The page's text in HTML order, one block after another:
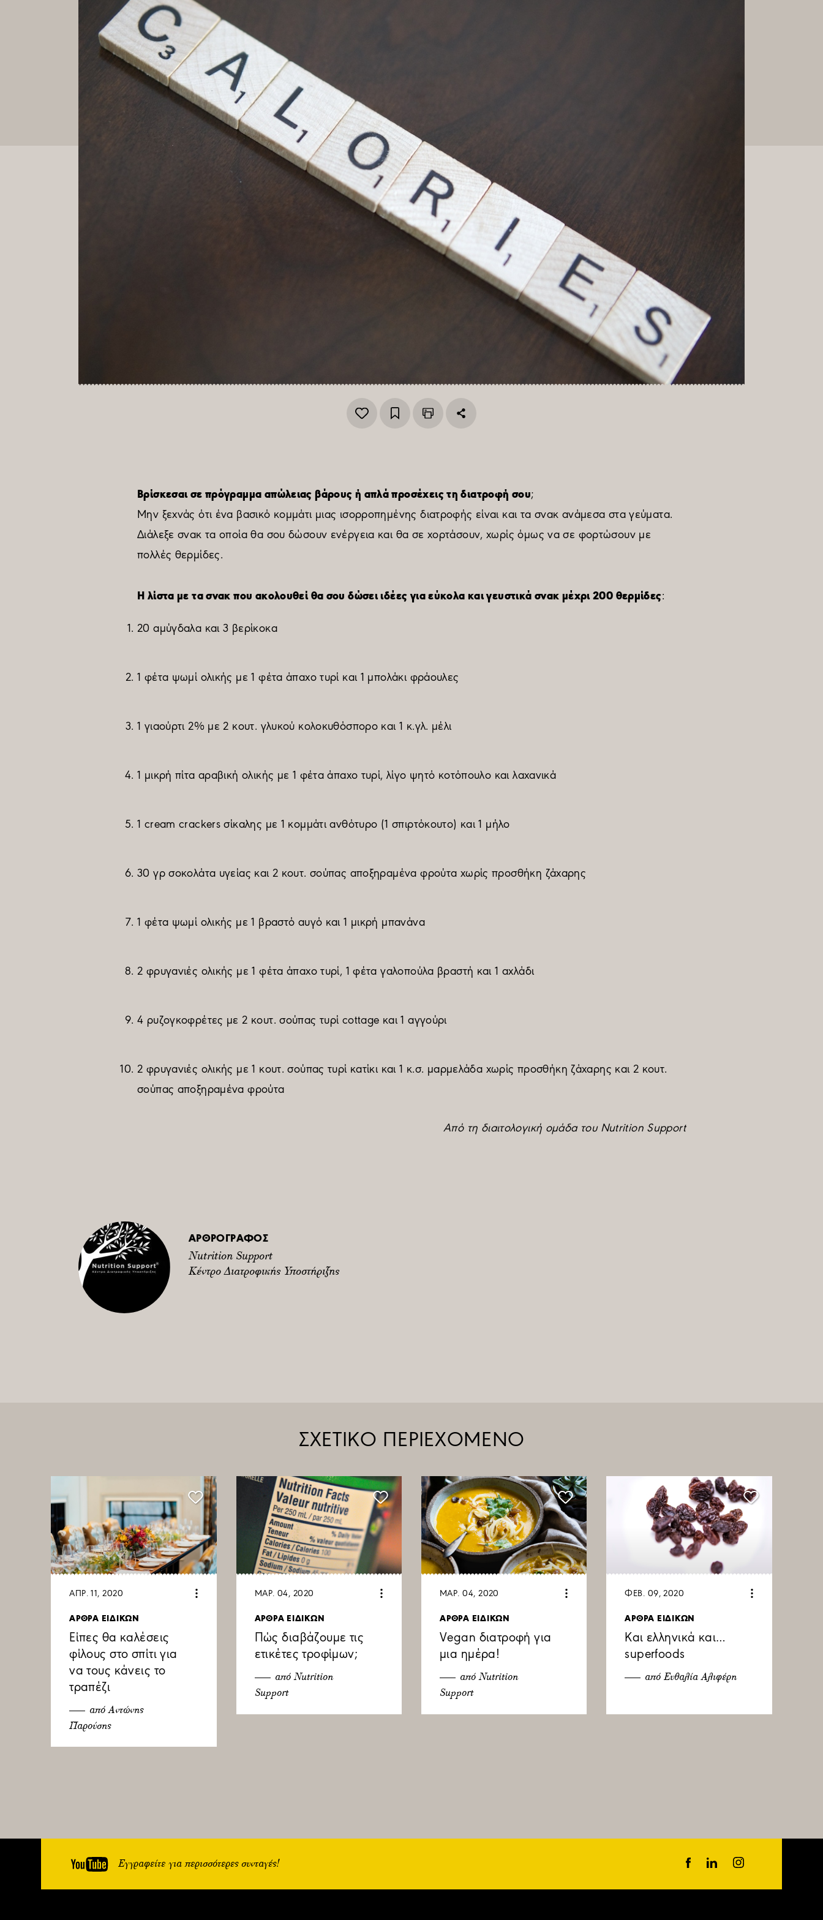
Βρίσκεσαι σε πρόγραμμα απώλειας βάρους ή απλά προσέχεις τη διατροφή σου;
Μην ξεχνάς ότι ένα βασικό κομμάτι μιας ισορροπημένης διατροφής είναι και τα σνακ ανάμεσα στα γεύματα.
Διάλεξε σνακ τα οποία θα σου δώσουν ενέργεια και θα σε χορτάσουν, χωρίς όμως να σε φορτώσουν με
πολλές θερμίδες.
Η λίστα με τα σνακ που ακολουθεί θα σου δώσει ιδέες για εύκολα και γευστικά σνακ μέχρι 200 θερμίδες:
20 αμύγδαλα και 3 βερίκοκα
1 φέτα ψωμί ολικής με 1 φέτα άπαχο τυρί και 1 μπολάκι φράουλες
1 γιαούρτι 2% με 2 κουτ. γλυκού κολοκυθόσπορο και 1 κ.γλ. μέλι
1 μικρή πίτα αραβική ολικής με 1 φέτα άπαχο τυρί, λίγο ψητό κοτόπουλο και λαχανικά
1 cream crackers σίκαλης με 1 κομμάτι ανθότυρο (1 σπιρτόκουτο) και 1 μήλο
30 γρ σοκολάτα υγείας και 2 κουτ. σούπας αποξηραμένα φρούτα χωρίς προσθήκη ζάχαρης
1 φέτα ψωμί ολικής με 1 βραστό αυγό και 1 μικρή μπανάνα
2 φρυγανιές ολικής με 1 φέτα άπαχο τυρί, 1 φέτα γαλοπούλα βραστή και 1 αχλάδι
4 ρυζογκοφρέτες με 2 κουτ. σούπας τυρί cottage και 1 αγγούρι
2 φρυγανιές ολικής με 1 κουτ. σούπας τυρί κατίκι και 1 κ.σ. μαρμελάδα χωρίς προσθήκη ζάχαρης και 2 κουτ.
σούπας αποξηραμένα φρούτα
Από τη διαιτολογική ομάδα του Nutrition Support
ΑΡΘΡΟΓΡΑΦΟΣ
Nutrition Support
Kέντρο Διατροφικής Υποστήριξης
ΣΧΕΤΙΚΟ ΠΕΡΙΕΧΟΜΕΝΟ
ΑΠΡ. 11, 2020
ΑΡΘΡΑ ΕΙΔΙΚΩΝ
Είπες θα καλέσεις
φίλους στο σπίτι για
να τους κάνεις το
τραπέζι
από Αντώνης
Παρούσης
ΜΑΡ. 04, 2020
ΑΡΘΡΑ ΕΙΔΙΚΩΝ
Πώς διαβάζουμε τις
ετικέτες τροφίμων;
από Nutrition
Support
ΜΑΡ. 04, 2020
ΑΡΘΡΑ ΕΙΔΙΚΩΝ
Vegan διατροφή για
μια ημέρα!
από Nutrition
Support
ΦΕΒ. 09, 2020
ΑΡΘΡΑ ΕΙΔΙΚΩΝ
Και ελληνικά και…
superfoods
από Ευθαλία Αλιφέρη
Εγγραφείτε για περισσότερες συνταγές!